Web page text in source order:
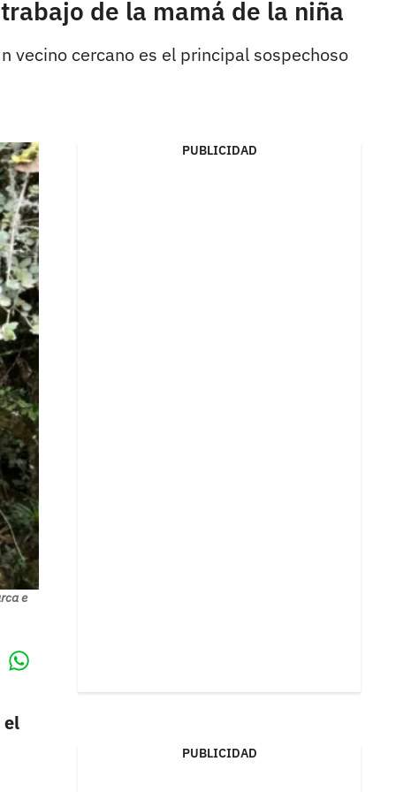
de la mamá de la niña
vecino cercano es el principal sospechoso
e
el
PUBLICIDAD
PUBLICIDAD